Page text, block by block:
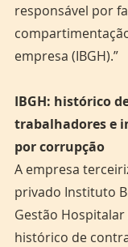
responsável por
empresa (IBGH).”
IBGH: histórico
trabalhadores e
por corrupção
A empresa
privado Instituto
Gestão Hospitalar
histórico de